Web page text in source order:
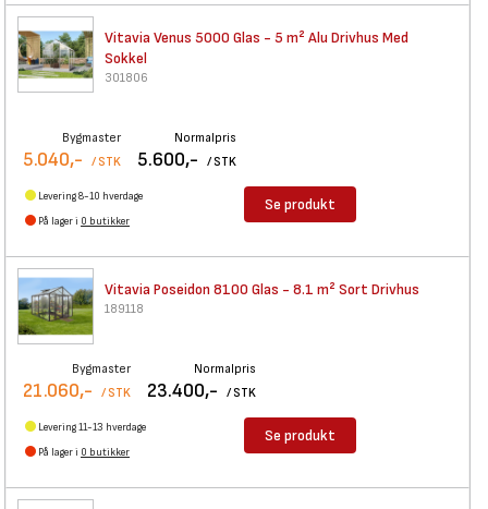
Vitavia Venus 5000 Glas - 5 m² Alu Drivhus Med
Sokkel
301806
Bygmaster
5.040,- / STK
Normalpris
5.600,- / STK
Levering 8-10 hverdage
På lager i 0 butikker
Se produkt
Vitavia Poseidon 8100 Glas - 8.1 m² Sort Drivhus
189118
Bygmaster
21.060,- / STK
Normalpris
23.400,- / STK
Levering 11-13 hverdage
På lager i 0 butikker
Se produkt